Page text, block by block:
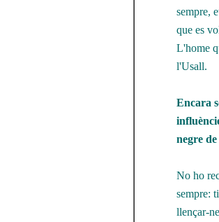
sempre,
que es
L'home
l'Usall.
Encara
negre
No ho
sempre:
llençar-